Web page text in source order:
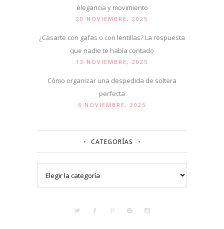
elegancia y movimiento
20 NOVIEMBRE, 2025
¿Casarte con gafas o con lentillas? La respuesta
que nadie te había contado
13 NOVIEMBRE, 2025
Cómo organizar una despedida de soltera
perfecta
6 NOVIEMBRE, 2025
CATEGORÍAS